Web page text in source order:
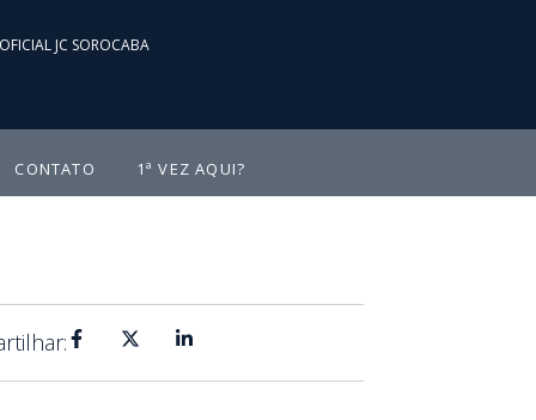
JC SOROCABA
CONTATO 1ª VEZ AQUI?